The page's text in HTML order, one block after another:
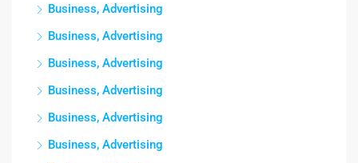
Business, Advertising
Business, Advertising
Business, Advertising
Business, Advertising
Business, Advertising
Business, Advertising